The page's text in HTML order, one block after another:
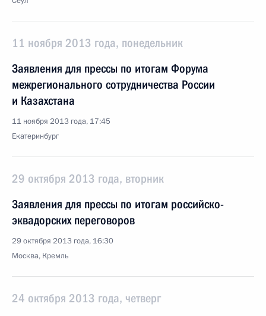
11 ноября 2013 года, понедельник
Заявления для прессы по итогам Форума
межрегионального сотрудничества России
и Казахстана
11 ноября 2013 года, 17:45
Екатеринбург
29 октября 2013 года, вторник
Заявления для прессы по итогам российско-
эквадорских переговоров
29 октября 2013 года, 16:30
Москва, Кремль
24 октября 2013 года, четверг